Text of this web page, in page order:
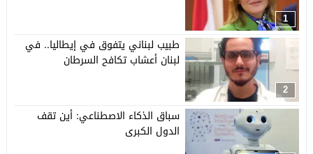
1
2
طبيب لبناني يتفوق في إيطاليا.. في
لبنان أعشاب تكافح السرطان
سباق الذكاء الاصطناعي: أين تقف
الدول الكبرى